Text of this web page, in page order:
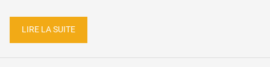
LIRE LA SUITE